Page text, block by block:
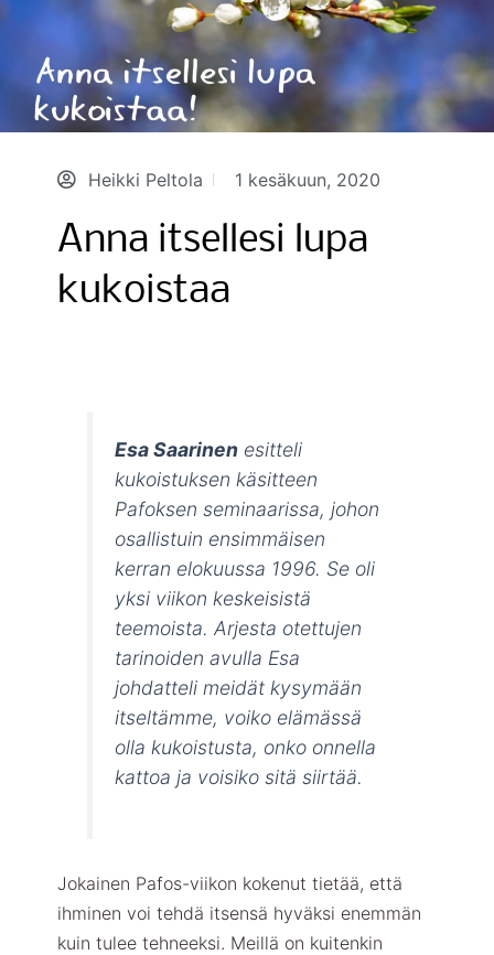
Heikki Peltola 1 kesäkuun, 2020
Anna itsellesi lupa
kukoistaa
Esa Saarinenesitteli
kukoistuksen käsitteen
Pafoksen seminaarissa, johon
osallistuin ensimmäisen
kerran elokuussa 1996. Se oli
yksi viikon keskeisistä
teemoista. Arjesta otettujen
tarinoiden avulla Esa
johdatteli meidät kysymään
itseltämme, voiko elämässä
olla kukoistusta, onko onnella
kattoa ja voisiko sitä siirtää.
Jokainen Pafos-viikon kokenut tietää, että
ihminen voi tehdä itsensä hyväksi enemmän
kuin tulee tehneeksi. Meillä on kuitenkin